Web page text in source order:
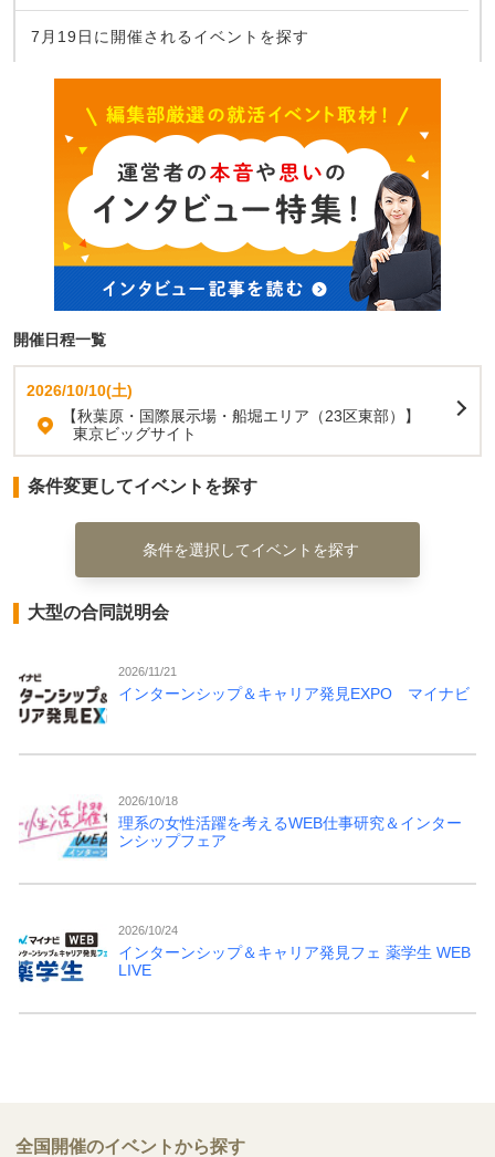
7月19日に開催されるイベントを探す
開催日程一覧
2026/10/10(土)
【秋葉原・国際展示場・船堀エリア（23区東部）】
東京ビッグサイト
条件変更してイベントを探す
条件を選択してイベントを探す
大型の合同説明会
2026/11/21
インターンシップ＆キャリア発見EXPO マイナビ
2026/10/18
理系の女性活躍を考えるWEB仕事研究＆インター
ンシップフェア
2026/10/24
インターンシップ＆キャリア発見フェ 薬学生 WEB
LIVE
全国開催のイベントから探す